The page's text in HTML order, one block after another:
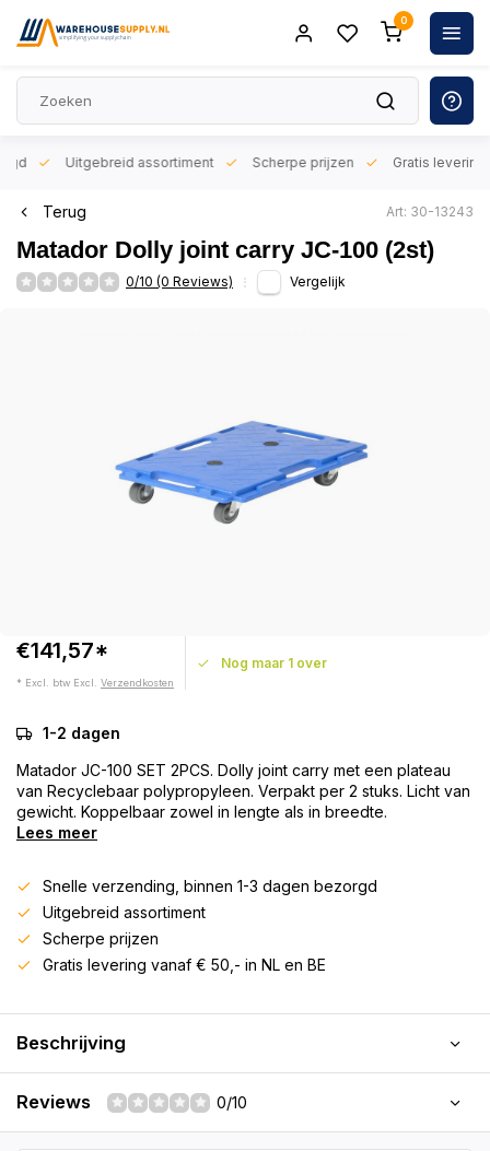
0
Uitgebreid assortiment Scherpe prijzen Gratis levering
Terug Art: 30-13243
Matador Dolly joint carry JC-100 (2st)
0/10 (0 Reviews) Vergelijk
€141,57*
* Excl. btw Excl. Verzendkosten
Nog maar 1 over
1-2 dagen
Matador JC-100 SET 2PCS. Dolly joint carry met een plateau
van Recyclebaar polypropyleen. Verpakt per 2 stuks. Licht van
gewicht. Koppelbaar zowel in lengte als in breedte.
Lees meer
Snelle verzending, binnen 1-3 dagen bezorgd
Uitgebreid assortiment
Scherpe prijzen
Gratis levering vanaf € 50,- in NL en BE
Beschrijving
Reviews 0/10